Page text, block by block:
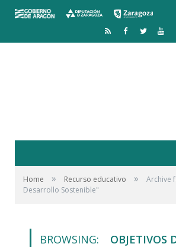
RSS Facebook
Twitter
Home » Recurso educativo »
Archive
Desarrollo Sostenible"
BROWSING:
OBJETIVOS